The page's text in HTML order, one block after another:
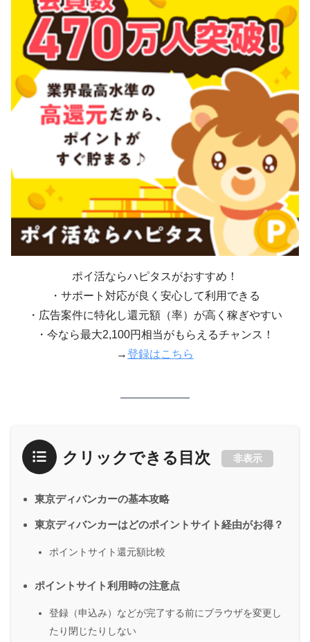
ポイ活ならハピタスがおすすめ！
・サポート対応が良く安心して利用できる
・広告案件に特化し還元額（率）が高く稼ぎやすい
・今なら最大2,100円相当がもらえるチャンス！
→登録はこちら
クリックできる目次 非表示
東京ディバンカーの基本攻略
東京ディバンカーはどのポイントサイト経由がお得？
ポイントサイト還元額比較
ポイントサイト利用時の注意点
登録（申込み）などが完了する前にブラウザを変更し
たり閉じたりしない